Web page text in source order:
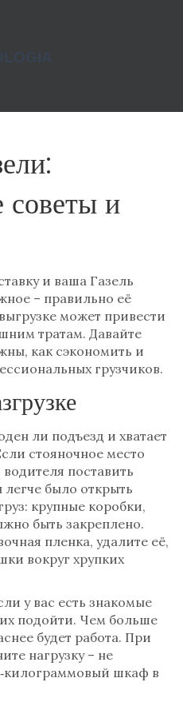
советы и
и ваша Газель
– правильно её
может привести
тратам. Давайте
как сэкономить и
грузчиков.
ли подъезд и хватает
стояночное место
поставить
было открыть
крупные коробки,
быть закреплено.
пленка, удалите её,
вокруг хрупких
у вас есть знакомые
подойти. Чем больше
будет работа. При
нагрузку – не
шкаф в